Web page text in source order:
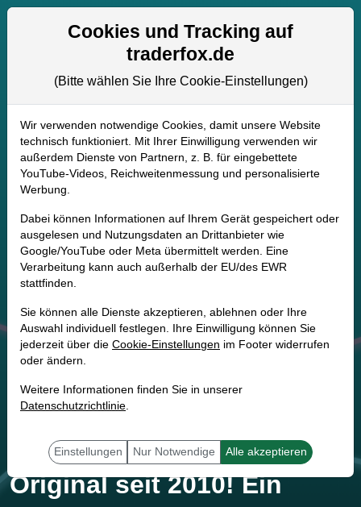
Aktien- und Artikelsuche
Live-Trading-
Research
von TraderFox. Das
Original seit 2010! Ein
Cookies und Tracking auf
traderfox.de
(Bitte wählen Sie Ihre Cookie-Einstellungen)
Wir verwenden notwendige Cookies, damit unsere Website
technisch funktioniert. Mit Ihrer Einwilligung verwenden wir
außerdem Dienste von Partnern, z. B. für eingebettete
YouTube-Videos, Reichweitenmessung und personalisierte
Werbung.
Dabei können Informationen auf Ihrem Gerät gespeichert oder
ausgelesen und Nutzungsdaten an Drittanbieter wie
Google/YouTube oder Meta übermittelt werden. Eine
Verarbeitung kann auch außerhalb der EU/des EWR
stattfinden.
Sie können alle Dienste akzeptieren, ablehnen oder Ihre
Auswahl individuell festlegen. Ihre Einwilligung können Sie
jederzeit über die Cookie-Einstellungen im Footer widerrufen
oder ändern.
Weitere Informationen finden Sie in unserer
Datenschutzrichtlinie.
Einstellungen Nur Notwendige Alle akzeptieren